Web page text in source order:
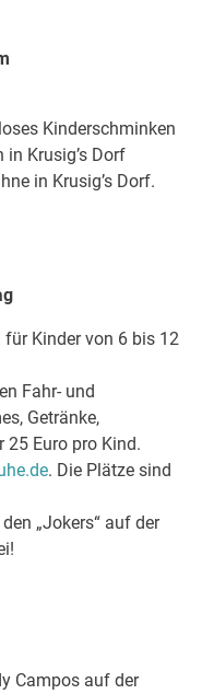
Kinderschminken
Krusig’s Dorf
in Krusig’s Dorf.
für Kinder von 6 bis 12
Fahr- und
Getränke,
25 Euro pro Kind.
. Die Plätze sind
„Jokers“ auf der
Campos auf der